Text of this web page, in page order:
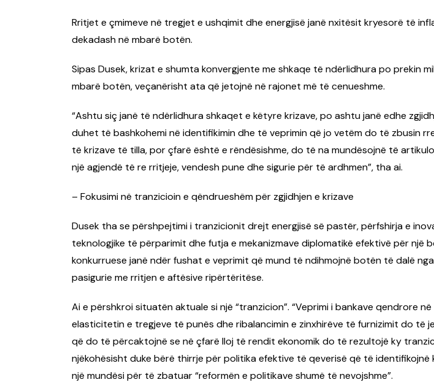
Rritjet e çmimeve në tregjet e ushqimit dhe energjisë janë nxitësit kryesorë të
dekadash në mbarë botën.
Sipas Dusek, krizat e shumta konvergjente me shkaqe të ndërlidhura po prekin
mbarë botën, veçanërisht ata që jetojnë në rajonet më të cenueshme.
“Ashtu siç janë të ndërlidhura shkaqet e këtyre krizave, po ashtu janë edhe
duhet të bashkohemi në identifikimin dhe të veprimin që jo vetëm do të zbusin
të krizave të tilla, por çfarë është e rëndësishme, do të na mundësojnë të
një agjendë të re rritjeje, vendesh pune dhe sigurie për të ardhmen”, tha ai.
– Fokusimi në tranzicioin e qëndrueshëm për zgjidhjen e krizave
Dusek tha se përshpejtimi i tranzicionit drejt energjisë së pastër, përfshirja e
teknologjike të përparimit dhe futja e mekanizmave diplomatikë efektivë për një
konkurruese janë ndër fushat e veprimit që mund të ndihmojnë botën të dalë
pasigurie me rritjen e aftësive ripërtëritëse.
Ai e përshkroi situatën aktuale si një “tranzicion”. “Veprimi i bankave qendrore
elasticitetin e tregjeve të punës dhe ribalancimin e zinxhirëve të furnizimit do të
që do të përcaktojnë se në çfarë lloj të rendit ekonomik do të rezultojë ky
njëkohësisht duke bërë thirrje për politika efektive të qeverisë që të
një mundësi për të zbatuar “reformën e politikave shumë të nevojshme”.